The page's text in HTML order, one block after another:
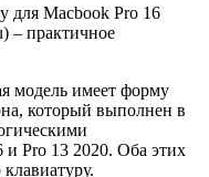
для Macbook Pro 16
– практичное
модель имеет форму
который выполнен в
и Pro 13 2020. Оба этих